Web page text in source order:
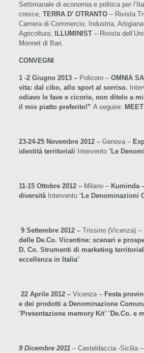
Settimanale di economia e politica per
cresce; TERRA D’ OTRANTO– Rivista
Camera di Commercio, Industria,
Agricoltura; ILLUMINIST– Rivista
Monnet di Bari.
CONVEGNI
1 -2 Giugno 2013 – Policoro – OMNIA
vita: dal cibo, allo sport al sorriso.
odiavo le fave e cicorie, non ditelo a
il mio piatto preferito!” A seguire:
23-24-25 Novembre 2012 – Genova –
identità territoriali Intervento “Le
11-15 Ottobre 2012 – Milano – Kuminda
diversità Intervento “Le Denominazioni
9 Settembre 2012 – Trissino (Vicenza) –
delle De.Co. Vicentine: scenari e
D. Co. Strumenti di marketing
eccellenza in Italia”
22 Aprile 2012 – Vicenza – Festa
e dei prodotti a Denominazione
“Presentazione memory Kit” “De.Co. e
9 Dicembre 2011– Casteldaccia -Sicilia –